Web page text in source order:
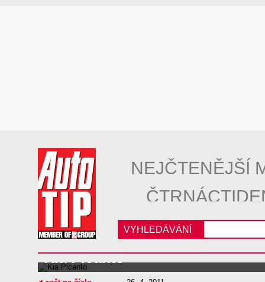
NEJČTENĚJŠÍ
VYHLEDÁVÁNÍ
Kia Picanto